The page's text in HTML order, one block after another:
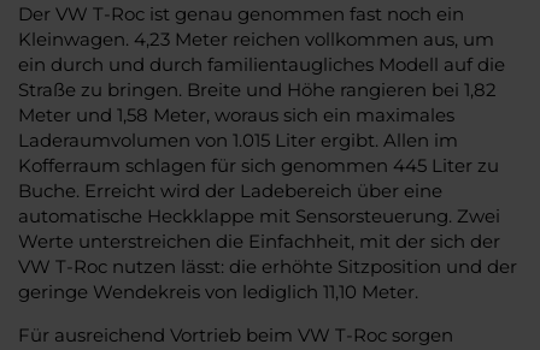
Der VW T-Roc ist genau genommen fast noch ein
Kleinwagen. 4,23 Meter reichen vollkommen aus, um
ein durch und durch familientaugliches Modell auf die
Straße zu bringen. Breite und Höhe rangieren bei 1,82
Meter und 1,58 Meter, woraus sich ein maximales
Laderaumvolumen von 1.015 Liter ergibt. Allen im
Kofferraum schlagen für sich genommen 445 Liter zu
Buche. Erreicht wird der Ladebereich über eine
automatische Heckklappe mit Sensorsteuerung. Zwei
Werte unterstreichen die Einfachheit, mit der sich der
VW T-Roc nutzen lässt: die erhöhte Sitzposition und der
geringe Wendekreis von lediglich 11,10 Meter.
Für ausreichend Vortrieb beim VW T-Roc sorgen